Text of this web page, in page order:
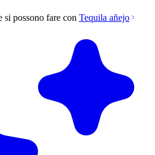
possono fare con Tequila añejo